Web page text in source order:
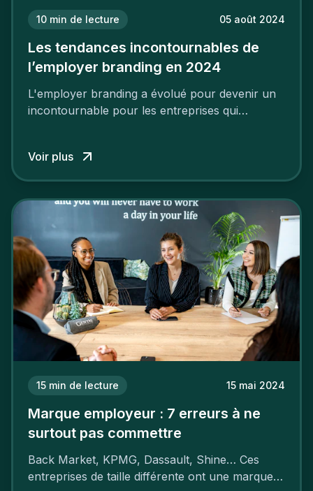
10 min de lecture 05 août 2024
Les tendances incontournables de
l’employer branding en 2024
L'employer branding a évolué pour devenir un
incontournable pour les entreprises qui
Voir plus
15 min de lecture 15 mai 2024
Marque employeur : 7 erreurs à ne
surtout pas commettre
Back Market, KPMG, Dassault, Shine… Ces
entreprises de taille différente ont une marque